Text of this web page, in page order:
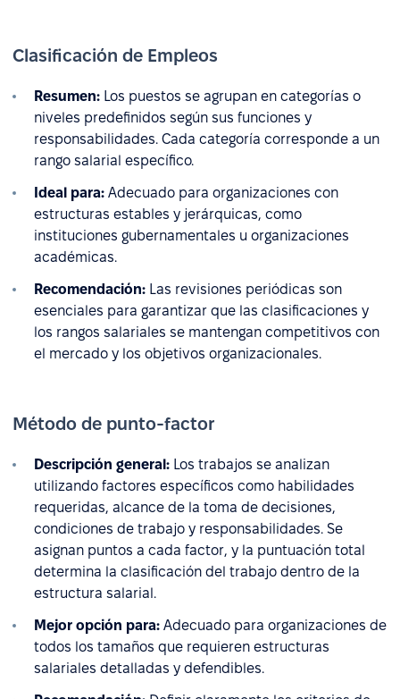
Clasificación de Empleos
Resumen: Los puestos se agrupan en categorías o
niveles predefinidos según sus funciones y
responsabilidades. Cada categoría corresponde a un
rango salarial específico.
Ideal para: Adecuado para organizaciones con
estructuras estables y jerárquicas, como
instituciones gubernamentales u organizaciones
académicas.
Recomendación: Las revisiones periódicas son
esenciales para garantizar que las clasificaciones y
los rangos salariales se mantengan competitivos con
el mercado y los objetivos organizacionales.
Método de punto-factor
Descripción general: Los trabajos se analizan
utilizando factores específicos como habilidades
requeridas, alcance de la toma de decisiones,
condiciones de trabajo y responsabilidades. Se
asignan puntos a cada factor, y la puntuación total
determina la clasificación del trabajo dentro de la
estructura salarial.
Mejor opción para: Adecuado para organizaciones de
todos los tamaños que requieren estructuras
salariales detalladas y defendibles.